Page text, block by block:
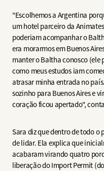
"Escolhemos a Argentina
um hotel parceiro da
poderiam acompanhar o
era morarmos em Buenos
manter o Baltha conosco (ele
como meus estudos iam
atrasar minha entrada no
sozinho para Buenos Aires e
coração ficou apertado",
Sara diz que dentro de todo
de lidar. Ela explica que
acabaram virando quatro
liberação do Import Permit